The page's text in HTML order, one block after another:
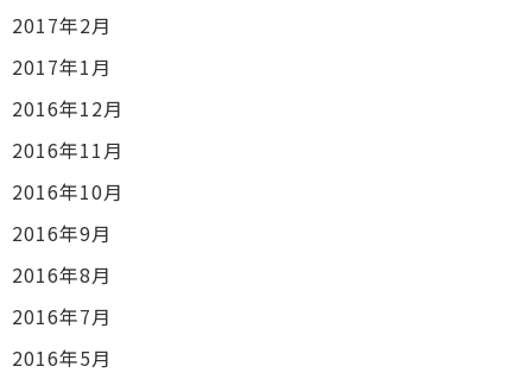
2017年2月
2017年1月
2016年12月
2016年11月
2016年10月
2016年9月
2016年8月
2016年7月
2016年5月